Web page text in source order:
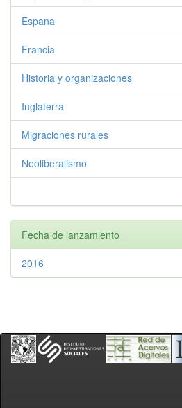
Espana
Francia
Historia y organizaciones
Inglaterra
Migraciones rurales
Neoliberalismo
Fecha de lanzamiento
2016